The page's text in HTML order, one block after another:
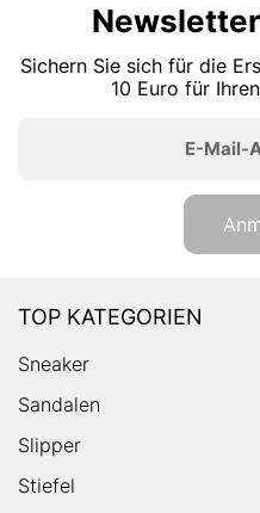
Sichern Sie sich für die
10 Euro für
E-Mail-
TOP KATEGORIEN
Sneaker
Sandalen
Slipper
Stiefel